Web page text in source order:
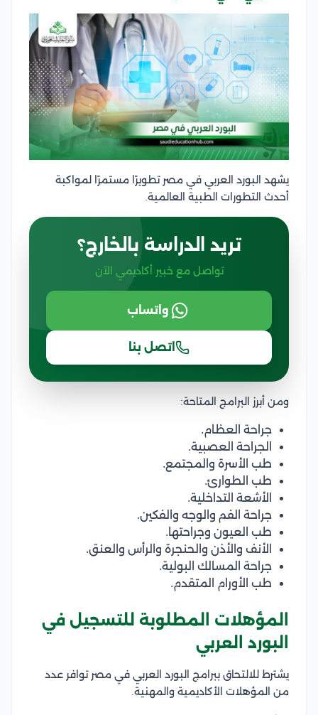
يشهد البورد العربي في مصر تطويرًا مستمرًا لمواكبة
أحدث التطورات الطبية العالمية.
تريد الدراسة بالخارج؟
تواصل مع خبير أكاديمي الآن
واتساب
اتصل بنا
ومن أبرز البرامج المتاحة:
جراحة العظام.
الجراحة العصبية.
طب الأسرة والمجتمع.
طب الطوارئ.
الأشعة التداخلية.
جراحة الفم والوجه والفكين.
طب العيون وجراحتها.
الأنف والأذن والحنجرة والرأس والعنق.
جراحة المسالك البولية.
طب الأورام المتقدم.
المؤهلات المطلوبة للتسجيل في
البورد العربي
يشترط للالتحاق ببرامج البورد العربي في مصر توافر عدد
من المؤهلات الأكاديمية والمهنية.